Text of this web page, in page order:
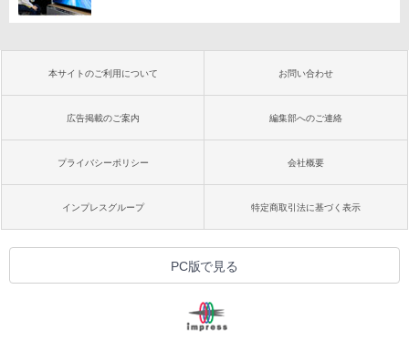
本サイトのご利用について お問い合わせ
広告掲載のご案内 編集部へのご連絡
プライバシーポリシー 会社概要
インプレスグループ 特定商取引法に基づく表示
PC版で見る